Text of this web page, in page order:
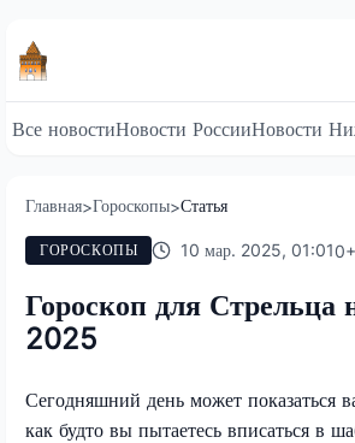
Все новостиНовости РоссииНовости
Главная>Гороскопы>Статья
ГОРОСКОПЫ 10 мар. 2025, 01:010+
Гороскоп для Стрельца
2025
Сегодняшний день может показаться
как будто вы пытаетесь вписаться в